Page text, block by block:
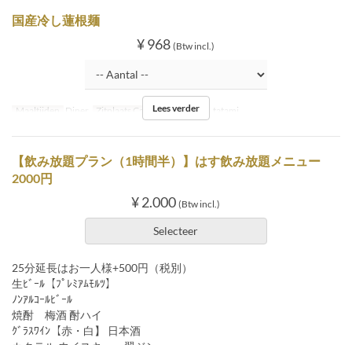
国産冷し蓮根麺
¥ 968 (Btw incl.)
Maaltijden Diner Zitplaats Categorie Inside tatami
Lees verder
【飲み放題プラン（1時間半）】はす飲み放題メニュー
2000円
¥ 2.000 (Btw incl.)
Selecteer
25分延長はお一人様+500円（税別）
生ﾋﾞｰﾙ【ﾌﾟﾚﾐｱﾑﾓﾙﾂ】
ﾉﾝｱﾙｺｰﾙﾋﾞｰﾙ
焼酎 梅酒 酎ハイ
ｸﾞﾗｽﾜｲﾝ【赤・白】 日本酒